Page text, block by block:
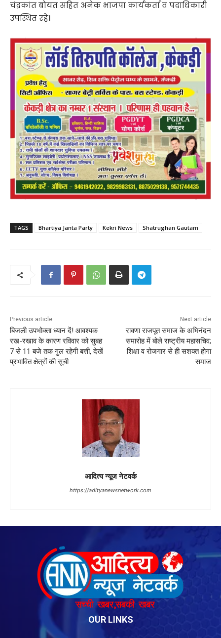
OUR LINKS